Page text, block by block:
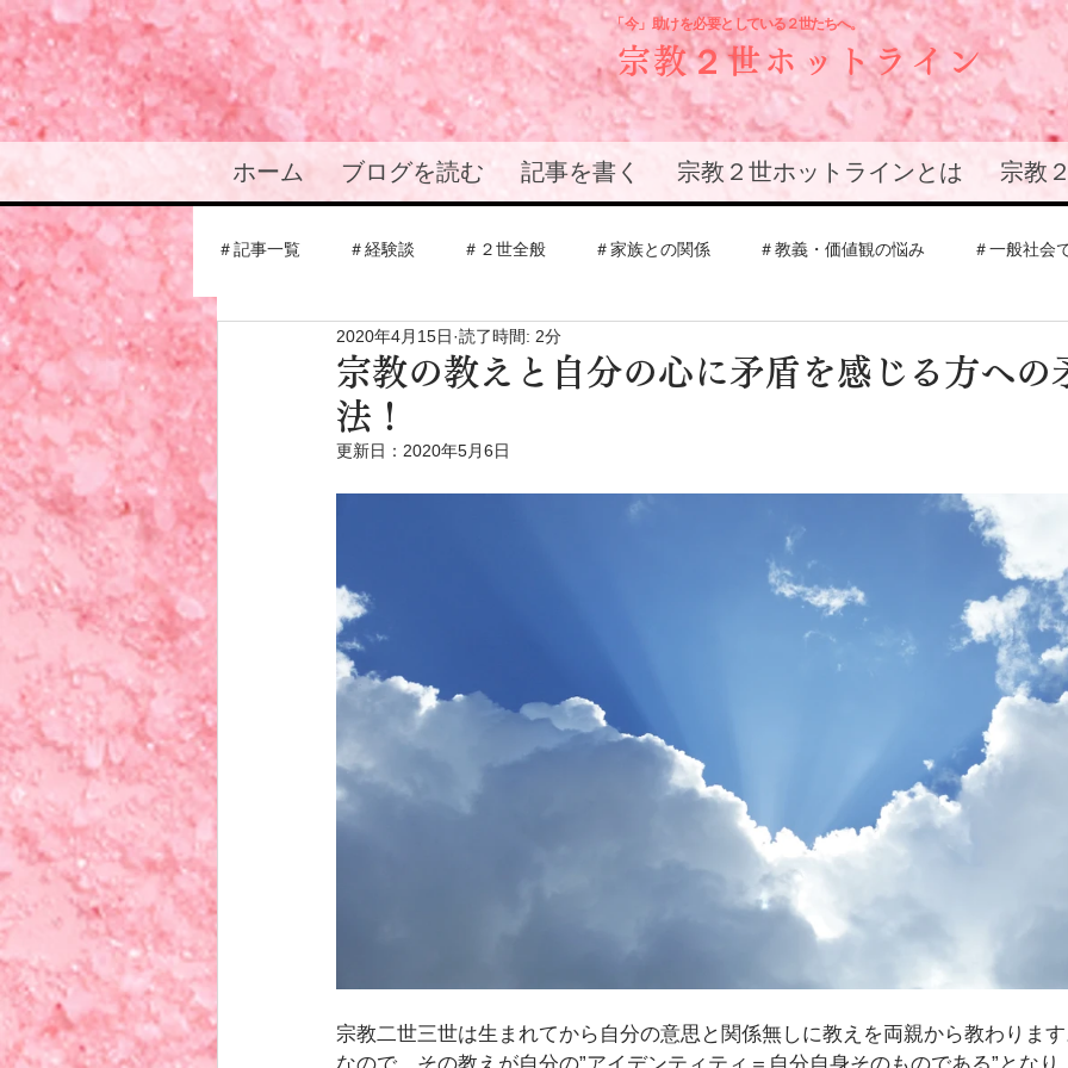
宗教２世ホットライン
「今」助けを必要と している２世たちへ。
ホーム ブログを読む 記事を書く 宗教２世ホットラインとは 宗教
＃記事一覧 ＃経験談 ＃２世全般 ＃家族との関係 ＃教義・価値観の悩み ＃一般社会
＃結婚・恋愛の悩み ＃統一教会
＃応援メッセージ ＃信者仲間との関係
宗教の教えと自分の心に矛盾を感じる方への
法！
2020年4月15日 読了時間: 2分
更新日： 2020年5月6日
宗教二世三世は生まれてから自分の意思と関係無しに教えを両親から教わりま